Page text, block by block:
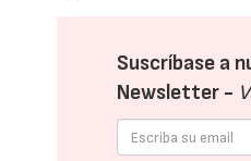
Suscríbase a
Newsletter -